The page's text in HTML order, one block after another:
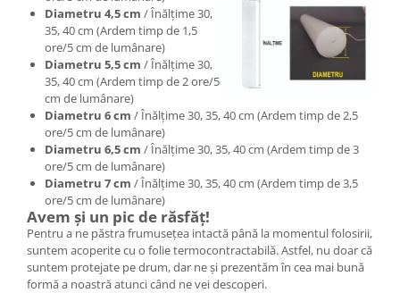
Diametru 4,5 cm / Înălțime 30,
35, 40 cm (Ardem timp de 1,5
ore/5 cm de lumânare)
Diametru 5,5 cm / Înălțime 30,
35, 40 cm (Ardem timp de 2 ore/5
cm de lumânare)
Diametru 6 cm / Înălțime 30, 35, 40 cm (Ardem timp de 2,5
ore/5 cm de lumânare)
Diametru 6,5 cm / Înălțime 30, 35, 40 cm (Ardem timp de 3
ore/5 cm de lumânare)
Diametru 7 cm / Înălțime 30, 35, 40 cm (Ardem timp de 3,5
ore/5 cm de lumânare)
Avem și un pic de răsfăț!
Pentru a ne păstra frumusețea intactă până la momentul folosirii,
suntem acoperite cu o folie termocontractabilă. Astfel, nu doar că
suntem protejate pe drum, dar ne și prezentăm în cea mai bună
formă a noastră atunci când ne vei descoperi.